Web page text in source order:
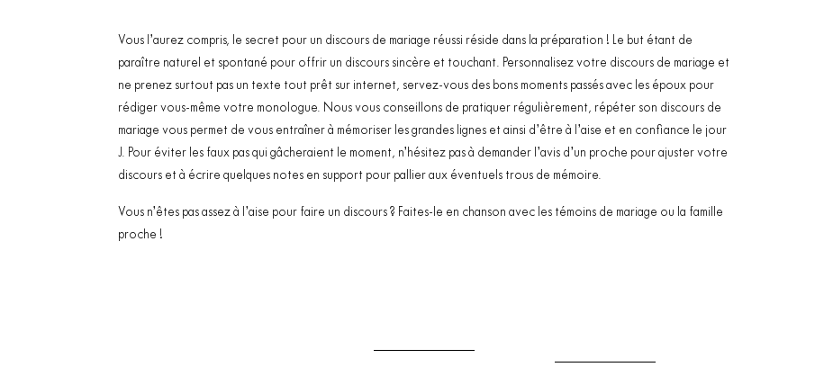
Vous l’aurez compris, le secret pour un discours de mariage réussi réside dans la préparation ! Le but étant de
paraître naturel et spontané pour offrir un discours sincère et touchant. Personnalisez votre discours de mariage et
ne prenez surtout pas un texte tout prêt sur internet, servez-vous des bons moments passés avec les époux pour
rédiger vous-même votre monologue. Nous vous conseillons de pratiquer régulièrement, répéter son discours de
mariage vous permet de vous entraîner à mémoriser les grandes lignes et ainsi d’être à l’aise et en confiance le jour
J. Pour éviter les faux pas qui gâcheraient le moment, n’hésitez pas à demander l’avis d’un proche pour ajuster votre
discours et à écrire quelques notes en support pour pallier aux éventuels trous de mémoire.
Vous n’êtes pas assez à l’aise pour faire un discours ? Faites-le en chanson avec les témoins de mariage ou la famille
proche !